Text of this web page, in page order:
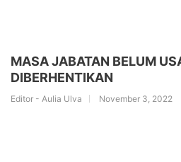
MASA JABATAN BELUM
DIBERHENTIKAN
Editor - Aulia Ulva November 3, 2022